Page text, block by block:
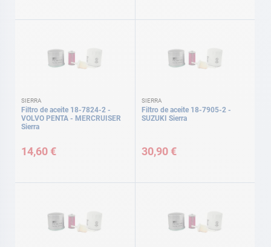
SIERRA
Filtro de aceite 18-7824-2 -
VOLVO PENTA - MERCRUISER
Sierra
14,60 €
SIERRA
Filtro de aceite 18-7905-2 -
SUZUKI Sierra
30,90 €